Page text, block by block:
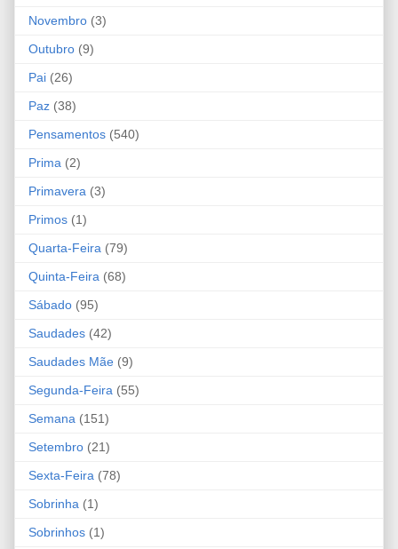
Novembro (3)
Outubro (9)
Pai (26)
Paz (38)
Pensamentos (540)
Prima (2)
Primavera (3)
Primos (1)
Quarta-Feira (79)
Quinta-Feira (68)
Sábado (95)
Saudades (42)
Saudades Mãe (9)
Segunda-Feira (55)
Semana (151)
Setembro (21)
Sexta-Feira (78)
Sobrinha (1)
Sobrinhos (1)